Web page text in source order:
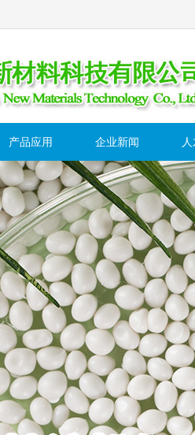
产品应用 企业新闻